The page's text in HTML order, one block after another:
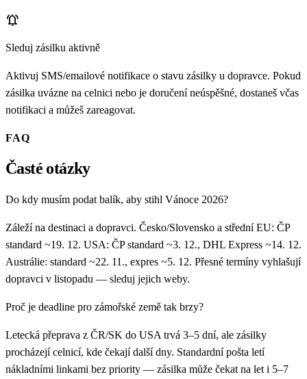
notifications_active
Sleduj zásilku aktivně
Aktivuj SMS/emailové notifikace o stavu zásilky u dopravce. Pokud
zásilka uvázne na celnici nebo je doručení neúspěšné, dostaneš včas
notifikaci a můžeš zareagovat.
FAQ
Časté otázky
Do kdy musím podat balík, aby stihl Vánoce 2026?
Záleží na destinaci a dopravci. Česko/Slovensko a střední EU: ČP
standard ~19. 12. USA: ČP standard ~3. 12., DHL Express ~14. 12.
Austrálie: standard ~22. 11., expres ~5. 12. Přesné termíny vyhlašují
dopravci v listopadu — sleduj jejich weby.
Proč je deadline pro zámořské země tak brzy?
Letecká přeprava z ČR/SK do USA trvá 3–5 dní, ale zásilky
procházejí celnicí, kde čekají další dny. Standardní pošta letí
nákladními linkami bez priority — zásilka může čekat na let i 5–7